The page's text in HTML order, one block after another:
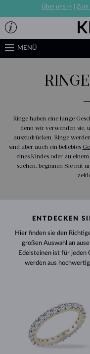
Über uns -> Zum
MENÜ
Ringe haben eine lange
denn wir verwenden sie,
auszudrücken. Ringe
sind aber auch ein beliebtes
eines Kindes oder zu
suchen, beginnen Sie mit
ENTDECKEN
Hier finden sie den
großen Auswahl an
Edelsteinen ist für jeden
werden aus